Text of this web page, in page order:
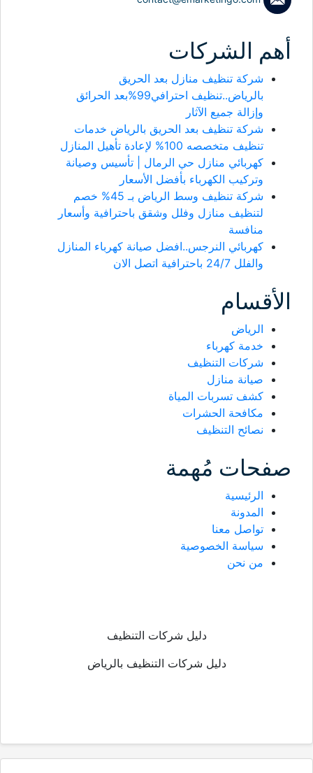
أهم الشركات
شركة تنظيف منازل بعد الحريق
بالرياض..تنظيف احترافي99%بعد الحرائق
وإزالة جميع الآثار
شركة تنظيف بعد الحريق بالرياض خدمات
تنظيف متخصصه 100% لإعادة تأهيل المنازل
كهربائي منازل حي الرمال | تأسيس وصيانة
وتركيب الكهرباء بأفضل الأسعار
شركة تنظيف وسط الرياض بـ 45% خصم
لتنظيف منازل وفلل وشقق باحترافية وأسعار
منافسة
كهربائي النرجس..افضل صيانة كهرباء المنازل
والفلل 24/7 باحترافية اتصل الان
الأقسام
الرياض
خدمة كهرباء
شركات التنظيف
صيانة منازل
كشف تسربات المياة
مكافحة الحشرات
نصائح التنظيف
صفحات مُهمة
الرئيسية
المدونة
تواصل معنا
سياسة الخصوصية
من نحن
دليل شركات التنظيف
دليل شركات التنظيف بالرياض